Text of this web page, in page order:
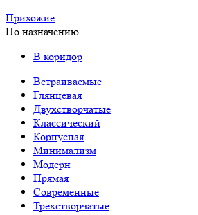
Прихожие
По назначению
В коридор
Встраиваемые
Глянцевая
Двухстворчатые
Классический
Корпусная
Минимализм
Модерн
Прямая
Современные
Трехстворчатые